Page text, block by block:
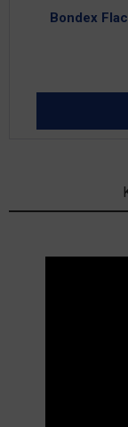
Bondex